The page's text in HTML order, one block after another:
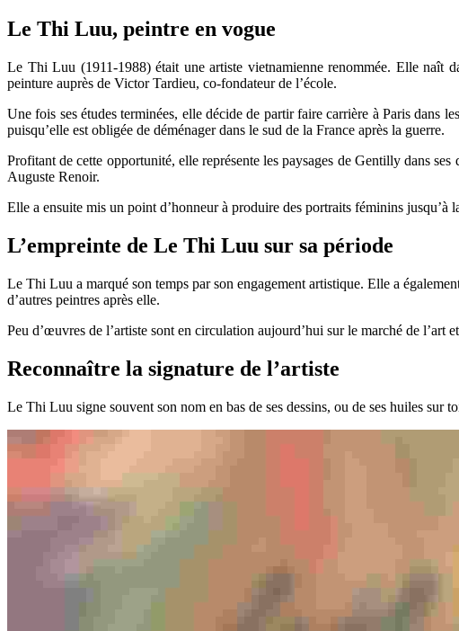
Le Thi Luu, peintre en vogue
Le Thi Luu (1911-1988) était une artiste vietnamienne renommée. Elle naît
peinture auprès de Victor Tardieu, co-fondateur de l’école.
Une fois ses études terminées, elle décide de partir faire carrière à Paris dans
puisqu’elle est obligée de déménager dans le sud de la France après la guerre.
Profitant de cette opportunité, elle représente les paysages de Gentilly dans
Auguste Renoir.
Elle a ensuite mis un point d’honneur à produire des portraits féminins jusqu’à
L’empreinte de Le Thi Luu sur sa période
Le Thi Luu a marqué son temps par son engagement artistique. Elle a
d’autres peintres après elle.
Peu d’œuvres de l’artiste sont en circulation aujourd’hui sur le marché de l’art
Reconnaître la signature de l’artiste
Le Thi Luu signe souvent son nom en bas de ses dessins, ou de ses huiles sur